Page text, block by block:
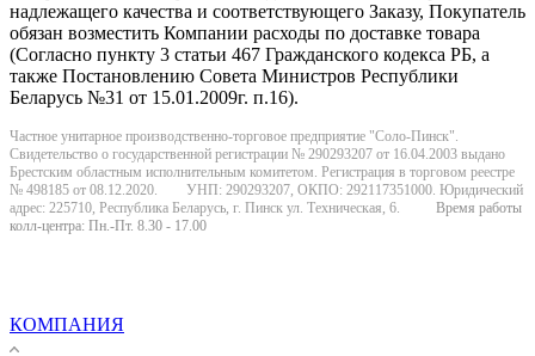
надлежащего качества и соответствующего Заказу, Покупатель
обязан возместить Компании расходы по доставке товара
(Согласно пункту 3 статьи 467 Гражданского кодекса РБ, а
также Постановлению Совета Министров Республики
Беларусь №31 от 15.01.2009г. п.16).
Частное унитарное производственно-торговое предприятие "Соло-Пинск".
Свидетельство о государственной регистрации № 290293207 от 16.04.2003 выдано
Брестским областным исполнительным комитетом. Регистрация в торговом реестре
№ 498185 от 08.12.2020. УНП: 290293207, ОКПО: 292117351000. Юридический
адрес: 225710, Республика Беларусь, г. Пинск ул. Техническая, 6.
Время работы
колл-центра: Пн.-Пт. 8.30 - 17.00
КОМПАНИЯ